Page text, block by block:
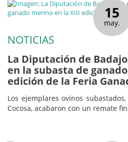
15
may.
NOTICIAS
La Diputación de
en la subasta de
edición de la Feria
Los ejemplares ovinos
Cocosa, acabaron con un remate